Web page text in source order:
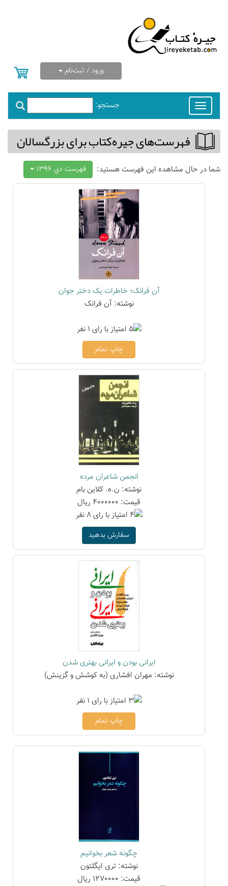
ورود / ثبت‌نام
جستجو:
Toggle
navigation
فهرست‌های جیره‌كتاب برای بزرگسالان
شما در حال مشاهده این فهرست هستید: فهرست دي 1396
آن فرانک؛ خاطرات یک دختر جوان
نوشته: آن فرانک
چاپ تمام
انجمن شاعران مرده
نوشته: ن.ه. کلاین بام
قیمت: 4000000 ریال
سفارش بدهید
ایرانی بودن و ایرانی بهتری شدن
نوشته: مهران افشاری (به کوشش و گزینش)
چاپ تمام
چگونه شعر بخوانیم
نوشته: تری ایگلتون
قیمت: 1270000 ریال